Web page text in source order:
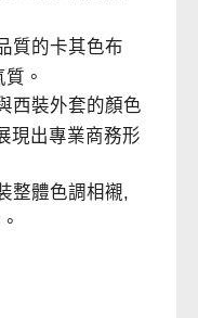
質的卡其色布
。
西裝外套的顏色
現出專業商務形
整體色調相襯,